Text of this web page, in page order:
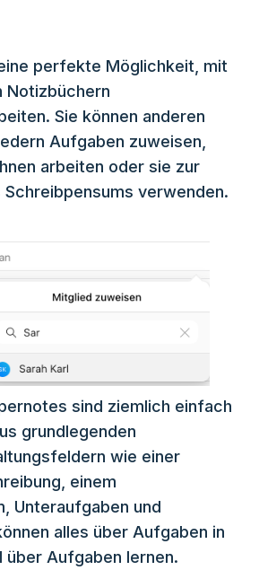
perfekte Möglichkeit, mit
Notizbüchern
Sie können anderen
Aufgaben zuweisen,
arbeiten oder sie zur
verwenden.
sind ziemlich einfach
grundlegenden
wie einer
einem
Unteraufgaben und
alles über Aufgaben in
über Aufgaben lernen.